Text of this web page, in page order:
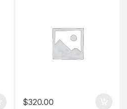
$320.00